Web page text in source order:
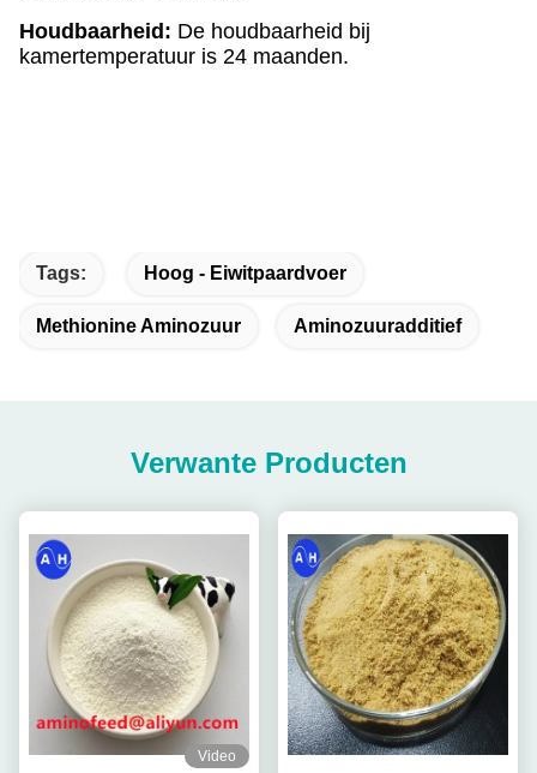
Houdbaarheid: De houdbaarheid bij
kamertemperatuur is 24 maanden.
Tags: Hoog - Eiwitpaardvoer
Methionine Aminozuur Aminozuuradditief
Verwante Producten
Video